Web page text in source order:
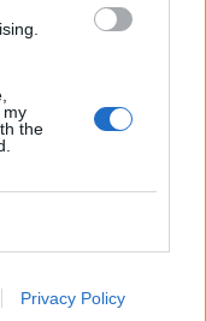
my
the
Privacy Policy
2024
del 6
qui